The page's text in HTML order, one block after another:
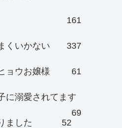
161
くいかない 337
ョウお嬢様 61
に溺愛されてます
69
ました
52